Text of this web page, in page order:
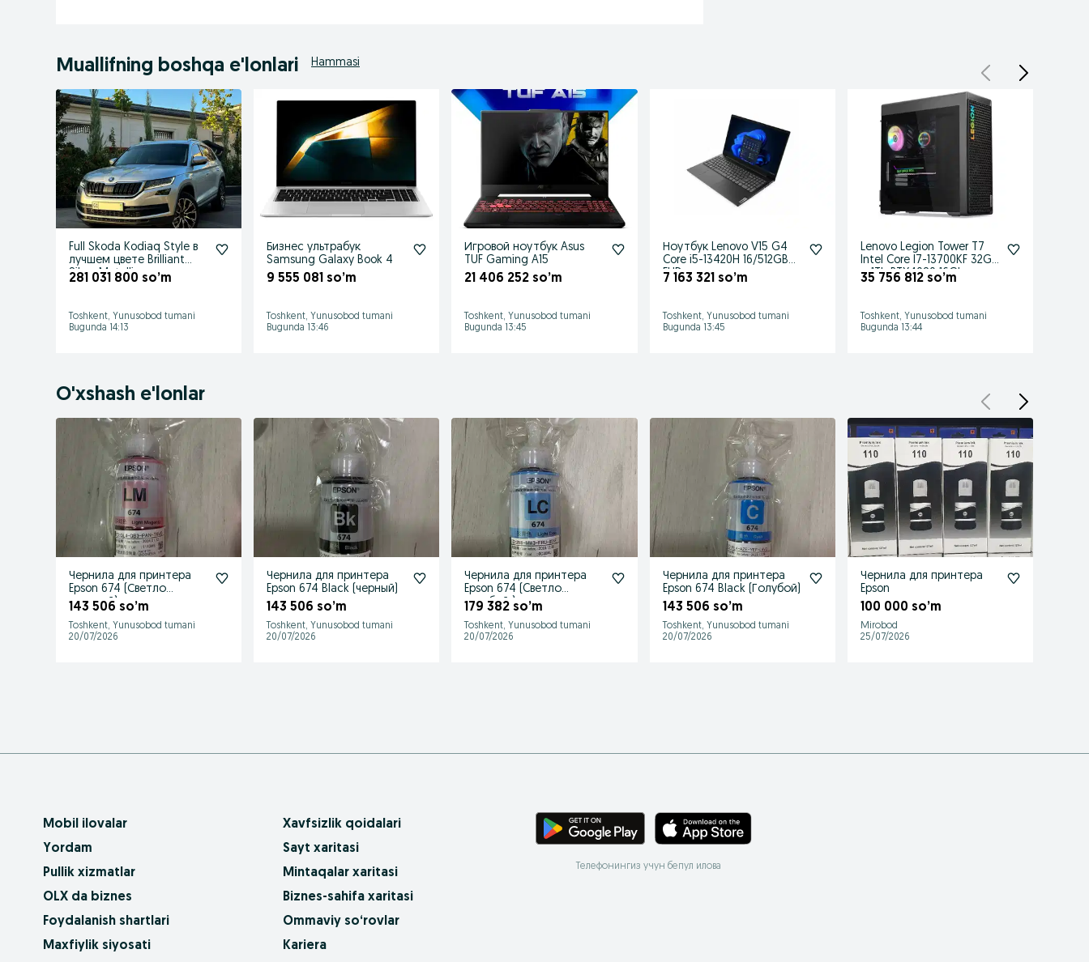
Muallifning boshqa e'lonlari Hammasi
Full Skoda Kodiaq Style в
лучшем цвете Brilliant
Silver Metallic
281 031 800 so’m
Toshkent, Yunusobod tumani
Bugunda 14:13
Бизнес ультрабук
Samsung Galaxy Book 4
9 555 081 so’m
Toshkent, Yunusobod tumani
Bugunda 13:46
Игровой ноутбук Asus
TUF Gaming A15
21 406 252 so’m
Toshkent, Yunusobod tumani
Bugunda 13:45
Ноутбук Lenovo V15 G4
Core i5-13420H 16/512GB
FHD
7 163 321 so’m
Toshkent, Yunusobod tumani
Bugunda 13:45
Lenovo Legion Tower T7
Intel Core I7-13700KF 32Gb
+ 1Tb RTX4080 16Gb
35 756 812 so’m
Toshkent, Yunusobod tumani
Bugunda 13:44
O'xshash e'lonlar
Чернила для принтера
Epson 674 (Светло
розовый)
143 506 so’m
Toshkent, Yunusobod tumani
20/07/2026
Чернила для принтера
Epson 674 Black (черный)
143 506 so’m
Toshkent, Yunusobod tumani
20/07/2026
Чернила для принтера
Epson 674 (Cветло
голубой )
179 382 so’m
Toshkent, Yunusobod tumani
20/07/2026
Чернила для принтера
Epson 674 Black (Голубой)
143 506 so’m
Toshkent, Yunusobod tumani
20/07/2026
Чернила для принтера
Epson
100 000 so’m
Mirobod
25/07/2026
Mobil ilovalar
Yordam
Pullik xizmatlar
OLX da biznes
Foydalanish shartlari
Maxfiylik siyosati
Xavfsizlik qoidalari
Sayt xaritasi
Mintaqalar xaritasi
Biznes-sahifa xaritasi
Ommaviy so‘rovlar
Kariera
Телефонингиз учун бепул илова